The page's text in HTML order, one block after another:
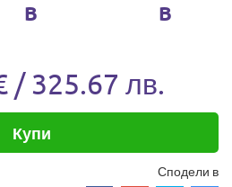
B B
/ 325.67 лв.
Купи
Сподели в